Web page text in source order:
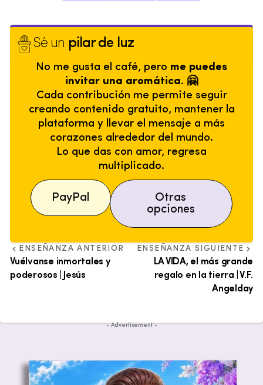
Sé un pilar de luz
No me gusta el café, pero me puedes
invitar una aromática. 🤗
Cada contribución me permite seguir
creando contenido gratuito, mantener la
plataforma y llevar el mensaje a más
corazones alrededor del mundo.
Lo que das con amor, regresa
multiplicado.
PayPal
Otras
opciones
ENSEÑANZA ANTERIOR
Vuélvanse inmortales y
poderosos | Jesús
ENSEÑANZA SIGUIENTE
LA VIDA, el más grande
regalo en la tierra | V.F.
Angelday
- Advertisement -